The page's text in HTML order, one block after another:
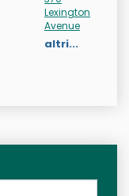
Lexington
Avenue
altri...